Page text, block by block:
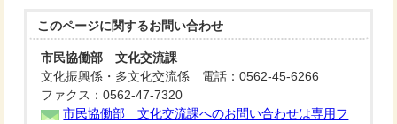
このページに関するお問い合わせ
市民協働部 文化交流課
文化振興係・多文化交流係 電話：0562-45-6266
ファクス：0562-47-7320
市民協働部 文化交流課へのお問い合わせは専用フ